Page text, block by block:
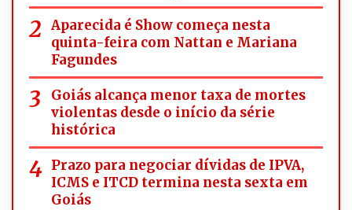
Aparecida é Show começa nesta
quinta-feira com Nattan e Mariana
Fagundes
Goiás alcança menor taxa de mortes
violentas desde o início da série
histórica
Prazo para negociar dívidas de IPVA,
ICMS e ITCD termina nesta sexta em
Goiás